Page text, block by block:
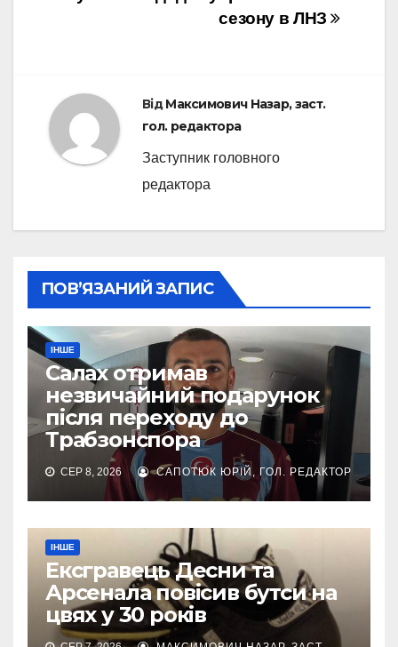
сезону в ЛНЗ
ВідМаксимович Назар, заст.
гол. редактора
Заступник головного
редактора
ПОВ’ЯЗАНИЙ ЗАПИС
ІНШЕ
Салах отримав
незвичайний подарунок
після переходу до
Трабзонспора
СЕР 8, 2026 САПОТЮК ЮРІЙ, ГОЛ. РЕДАКТОР
ІНШЕ
Ексгравець Десни та
Арсенала повісив бутси на
цвях у 30 років